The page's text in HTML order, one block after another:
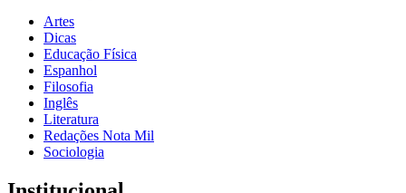
Artes
Dicas
Educação Física
Espanhol
Filosofia
Inglês
Literatura
Redações Nota Mil
Sociologia